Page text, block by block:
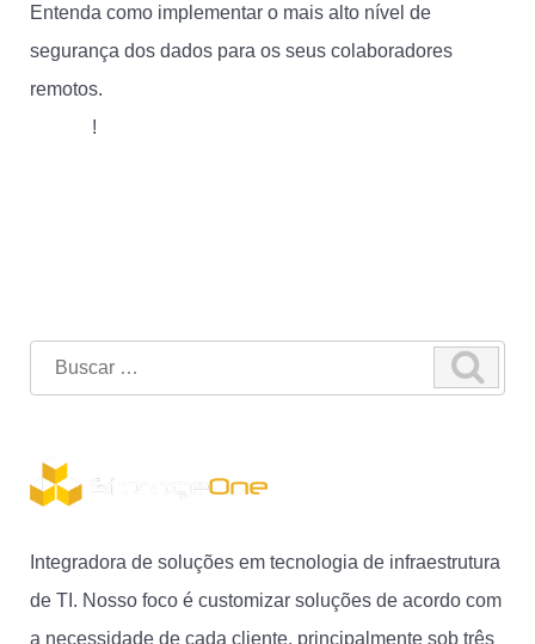
Entenda como implementar o mais alto nível de
segurança dos dados para os seus colaboradores
remotos.
!
Search
for:
Integradora de soluções em tecnologia de infraestrutura
de TI. Nosso foco é customizar soluções de acordo com
a necessidade de cada cliente, principalmente sob três